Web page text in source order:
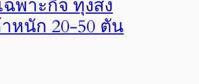
พาะกิจ ทุ่งสง
หนัก 20-50 ตัน